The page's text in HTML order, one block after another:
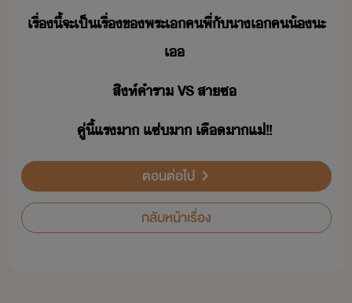
เรื่​ี้​จะ​เป็เรื่​ข​พระเ​ค​พี่​ั​าเ​ค​้​ะ​
เ
สิห์คำ​รา​ ​VS​ ​สา​ซ
คู่​ี้​แร​า​ ​แซ่​า​ ​เื​า​แ่​!​!
ตอนต่อไป
กลับหน้าเรื่อง